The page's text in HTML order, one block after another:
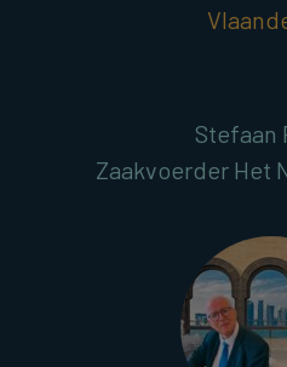
Stefaan
Zaakvoerder Het